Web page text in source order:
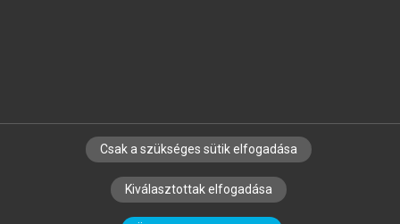
SZERZŐKNEK CÉGEKNEK KÖNYVTÁROSOKNAK
SZERKESZTÉSI ÉS LEKTORÁLÁSI ALAPELVEK
Csak a szükséges sütik elfogadása
Kiválasztottak elfogadása